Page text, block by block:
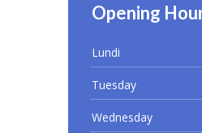
Opening
Lundi
Tuesday
Wednesday